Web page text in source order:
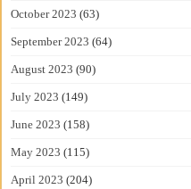
October 2023 (63)
September 2023 (64)
August 2023 (90)
July 2023 (149)
June 2023 (158)
May 2023 (115)
April 2023 (204)